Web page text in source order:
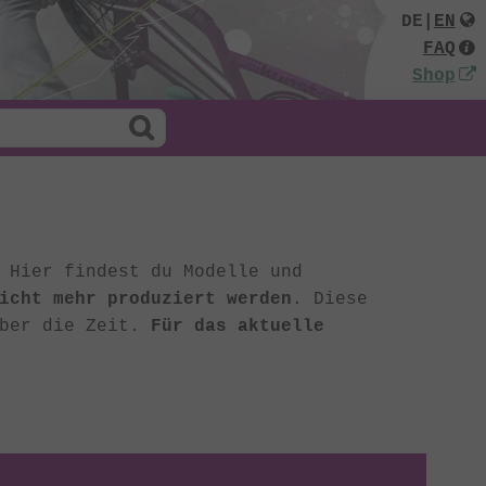
DE
EN
FAQ
Shop
findest du Modelle und
mehr produziert werden . Diese
die Zeit. Für das aktuelle